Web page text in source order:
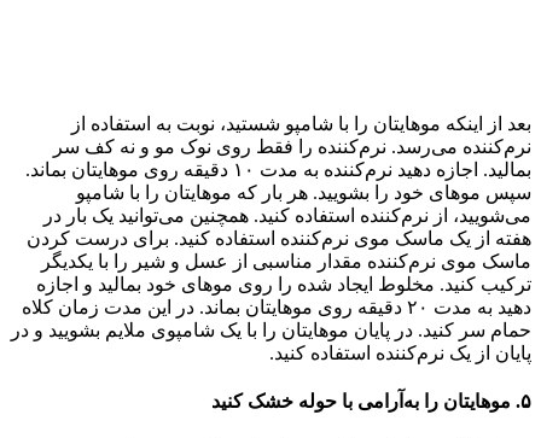
بعد از اینکه موهایتان را با شامپو شستید، نوبت به استفاده از
نرم‌کننده می‌رسد. نرم‌کننده را فقط روی نوک مو و نه کف سر
بمالید. اجازه دهید نرم‌کننده به مدت ۱۰ دقیقه روی موهایتان بماند.
سپس موهای خود را بشویید. هر بار که موهایتان را با شامپو
می‌شویید، از نرم‌کننده استفاده کنید. همچنین می‌توانید یک بار در
هفته از یک ماسک موی نرم‌کننده استفاده کنید. برای درست کردن
ماسک موی نرم‌کننده مقدار مناسبی از عسل و شیر را با یکدیگر
ترکیب کنید. مخلوط ایجاد شده را روی موهای خود بمالید و اجازه
دهید به مدت ۲۰ دقیقه روی موهایتان بماند. در این مدت زمان کلاه
حمام سر کنید. در پایان موهایتان را با یک شامپوی ملایم بشویید و در
پایان از یک نرم‌کننده استفاده کنید.
۵‌. موهایتان را به‌آرامی با حوله خشک کنید